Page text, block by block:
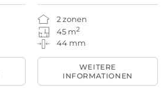
2 zonen
45 m2
44 mm
WEITERE
INFORMATIONEN